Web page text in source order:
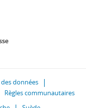
données
Règles communautaires